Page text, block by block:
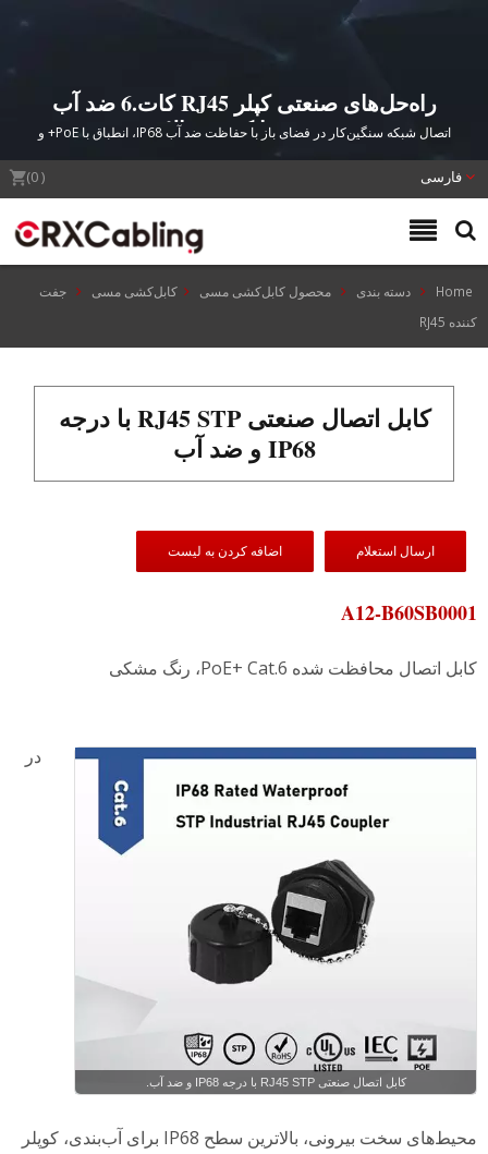
راه‌حل‌های صنعتی کپلر RJ45 کات.6 ضد آب
IP68 با کیفیت بالا
اتصال شبکه سنگین‌کار در فضای باز با حفاظت ضد آب IP68، انطباق با PoE+ و
(
) فارسی
Home دسته بندی محصول کابل‌کشی مسی کابل‌کشی مسی
جفت
کننده RJ45
کابل اتصال صنعتی RJ45 STP با درجه
IP68 و ضد آب
ارسال استعلام اضافه کردن به لیست
A12-B60SB0001
کابل اتصال محافظت شده PoE+ Cat.6، رنگ مشکی
کابل اتصال صنعتی RJ45 STP با درجه IP68 و ضد آب.
در
محیط‌های سخت بیرونی، بالاترین سطح IP68 برای آب‌بندی، کوپلر